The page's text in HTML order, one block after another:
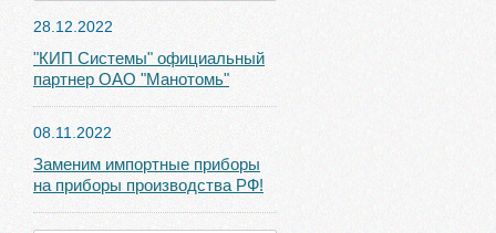
28.12.2022
"КИП Системы" официальный
партнер ОАО "Манотомь"
08.11.2022
Заменим импортные приборы
на приборы производства РФ!